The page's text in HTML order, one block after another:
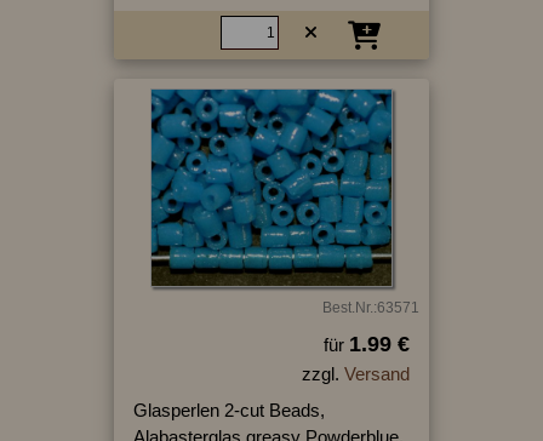
Best.Nr.:63571
für 1.99 €
zzgl. Versand
Glasperlen 2-cut Beads,